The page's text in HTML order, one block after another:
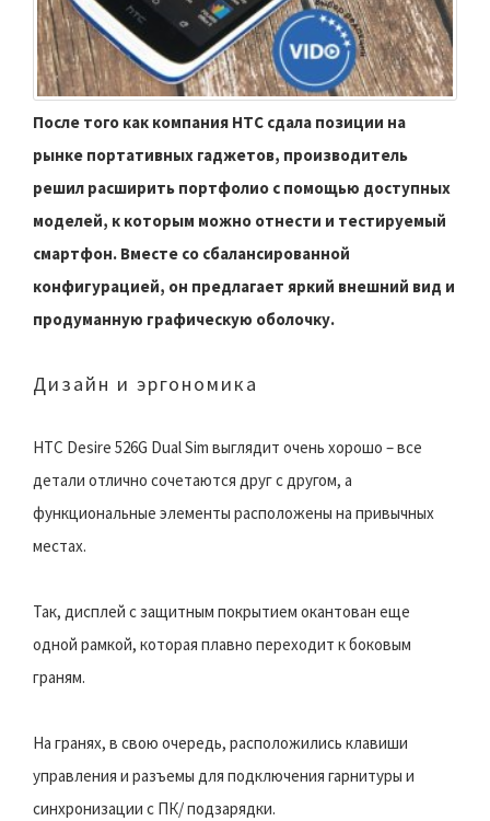
После того как компания HTC сдала позиции на
рынке портативных гаджетов, производитель
решил расширить портфолио с помощью доступных
моделей, к которым можно отнести и тестируемый
смартфон. Вместе со сбалансированной
конфигурацией, он предлагает яркий внешний вид и
продуманную графическую оболочку.
Дизайн и эргономика
HTC Desire 526G Dual Sim выглядит очень хорошо – все
детали отлично сочетаются друг с другом, а
функциональные элементы расположены на привычных
местах.
Так, дисплей с защитным покрытием окантован еще
одной рамкой, которая плавно переходит к боковым
граням.
На гранях, в свою очередь, расположились клавиши
управления и разъемы для подключения гарнитуры и
синхронизации с ПК/ подзарядки.